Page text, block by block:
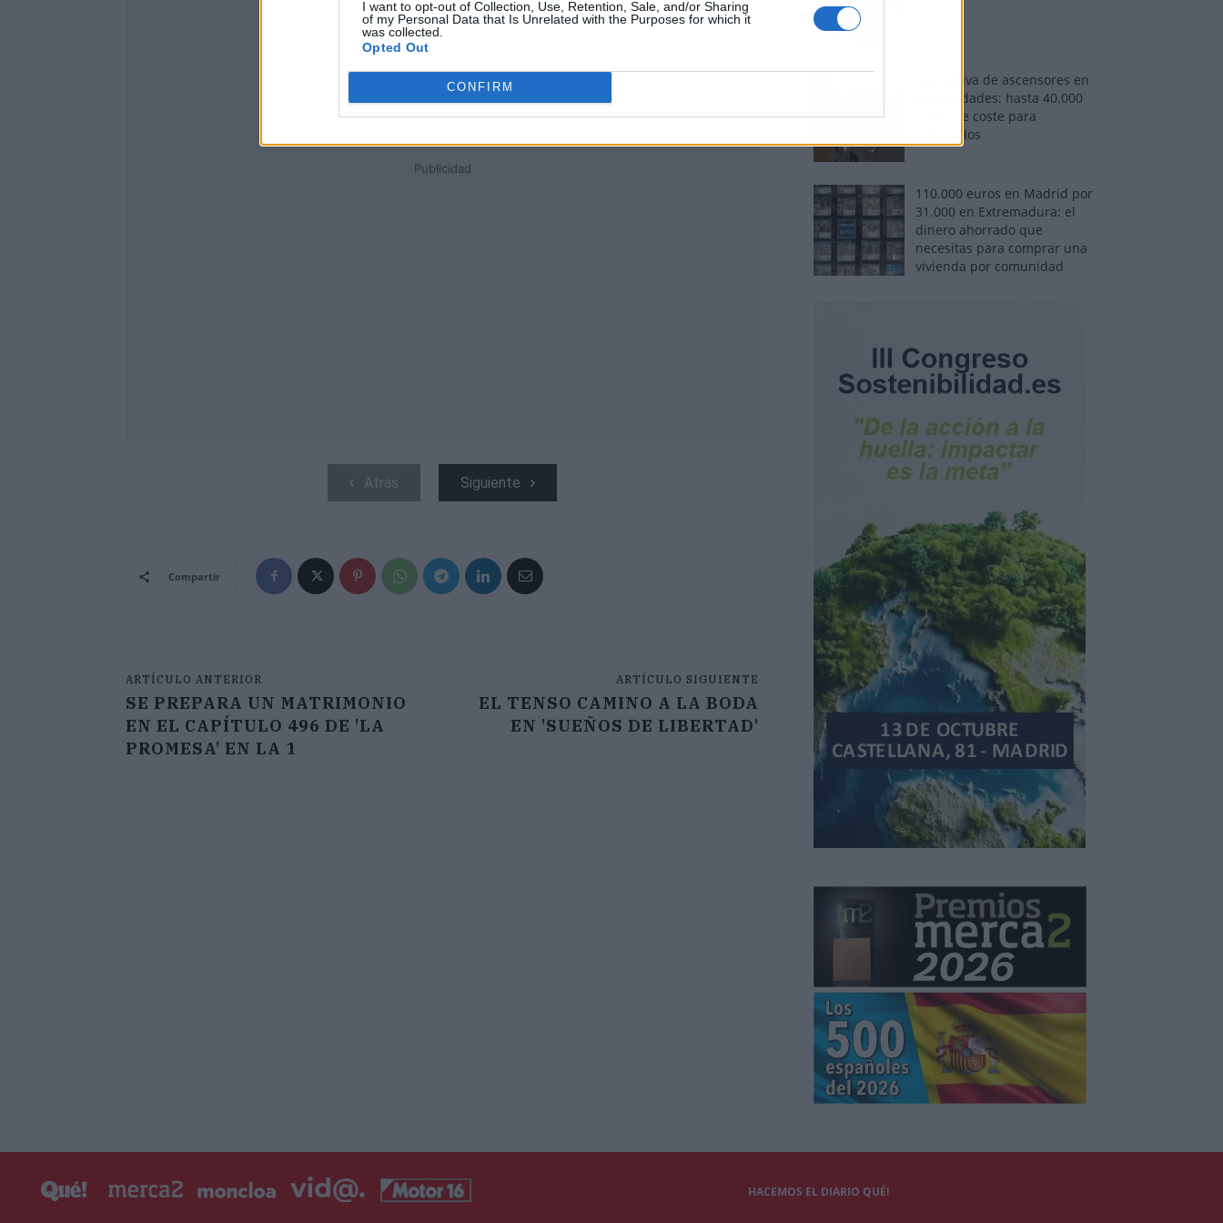
I want to opt-out of Collection, Use, Retention, Sale, and/or Sharing
of my Personal Data that Is Unrelated with the Purposes for which it
was collected.
Opted Out
CONFIRM
Publicidad
Atrás Siguiente
Compartir
ARTÍCULO ANTERIOR
SE PREPARA UN MATRIMONIO
EN EL CAPÍTULO 496 DE 'LA
PROMESA' EN LA 1
ARTÍCULO SIGUIENTE
EL TENSO CAMINO A LA BODA
EN 'SUEÑOS DE LIBERTAD'
Normativa de ascensores en
comunidades: hasta 40.000
euros de coste para
adaptarlos
110.000 euros en Madrid por
31.000 en Extremadura: el
dinero ahorrado que
necesitas para comprar una
vivienda por comunidad
HACEMOS EL DIARIO QUÉ!